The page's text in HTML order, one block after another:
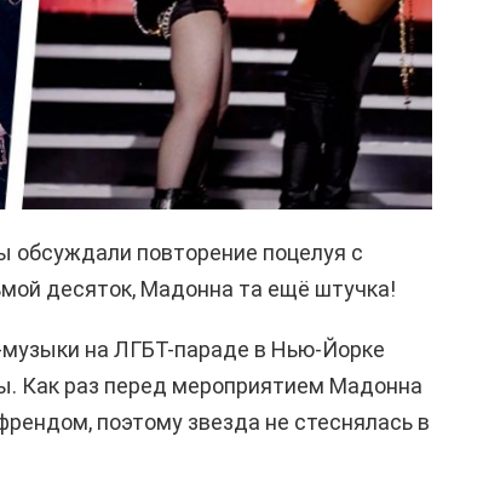
обсуждали повторение поцелуя с
десяток, Мадонна та ещё штучка!
на ЛГБТ-параде в Нью-Йорке
Как раз перед мероприятием Мадонна
поэтому звезда не стеснялась в